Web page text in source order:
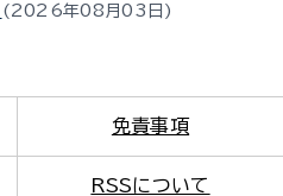
2026年08月03日
免責事項
RSSについて